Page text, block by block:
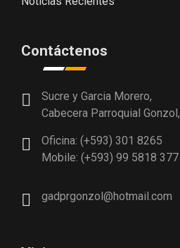
Contáctenos
Sucre y Garcia Morero,
Cabecera Parroquial Gonzol,
Oficina: (+593) 301 8265
Mobile: (+593) 99 5818 377
gadprgonzol@hotmail.com